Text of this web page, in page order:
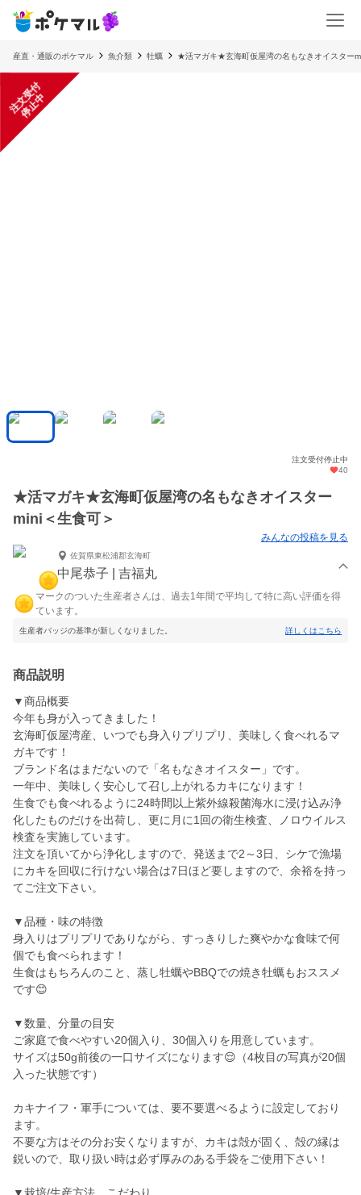
産直・通販のポケマル 魚介類 牡蠣 ★活マガキ★玄海町仮屋湾の名もなきオイスター
注
文
受
付
停
止
中
注文受付停止中
40
★活マガキ★玄海町仮屋湾の名もなきオイスター
mini＜生食可＞
みんなの投稿を見る
佐賀県東松浦郡玄海町
中尾恭子 | 吉福丸
マークのついた生産者さんは、過去1年間で平均して特に高い評価を得
ています。
生産者バッジの基準が新しくなりました。 詳しくはこちら
商品説明
▼商品概要
今年も身が入ってきました！
玄海町仮屋湾産、いつでも身入りプリプリ、美味しく食べれるマ
ガキです！
ブランド名はまだないので「名もなきオイスター」です。
一年中、美味しく安心して召し上がれるカキになります！
生食でも食べれるように24時間以上紫外線殺菌海水に浸け込み浄
化したものだけを出荷し、更に月に1回の衛生検査、ノロウイルス
検査を実施しています。
注文を頂いてから浄化しますので、発送まで2～3日、シケで漁場
にカキを回収に行けない場合は7日ほど要しますので、余裕を持っ
てご注文下さい。
▼品種・味の特徴
身入りはプリプリでありながら、すっきりした爽やかな食味で何
個でも食べられます！
生食はもちろんのこと、蒸し牡蠣やBBQでの焼き牡蠣もおススメ
です😊
▼数量、分量の目安
ご家庭で食べやすい20個入り、30個入りを用意しています。
サイズは50g前後の一口サイズになります😌（4枚目の写真が20個
入った状態です）
カキナイフ・軍手については、要不要選べるように設定しており
ます。
不要な方はその分お安くなりますが、カキは殻が固く、殻の縁は
鋭いので、取り扱い時は必ず厚みのある手袋をご使用下さい！